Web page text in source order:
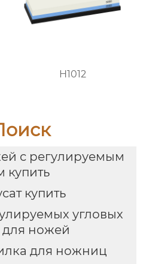
H1012
с регулируемым
купить
купить
угловых
для ножей
для ножниц